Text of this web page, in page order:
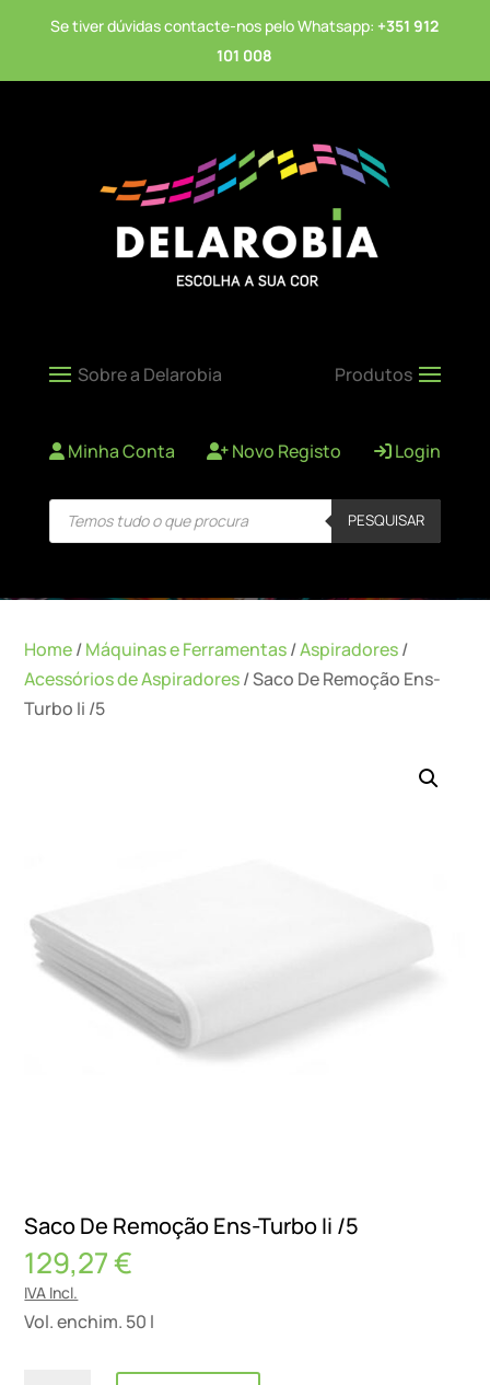
Se tiver dúvidas contacte-nos pelo Whatsapp: +351 912
101 008
Minha Conta Novo Registo Login
Products
search PESQUISAR
Home/Máquinas e Ferramentas/Aspiradores/
Acessórios de Aspiradores/ Saco De Remoção Ens-
Turbo Ii /5
Saco De Remoção Ens-Turbo Ii /5
129,27€
IVA Incl.
Vol. enchim. 50 l